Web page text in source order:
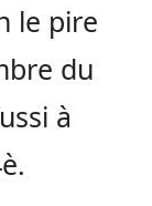
le pire
du
à